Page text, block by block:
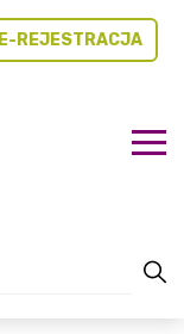
E-REJESTRACJA